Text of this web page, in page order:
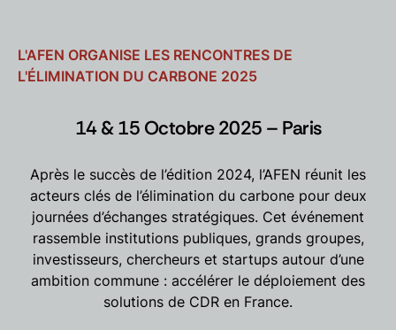
L'AFEN ORGANISE LES RENCONTRES DE
L'ÉLIMINATION DU CARBONE 2025
14 & 15 Octobre 2025 – Paris
Après le succès de l’édition 2024, l’AFEN réunit les
acteurs clés de l’élimination du carbone pour deux
journées d’échanges stratégiques. Cet événement
rassemble institutions publiques, grands groupes,
investisseurs, chercheurs et startups autour d’une
ambition commune : accélérer le déploiement des
solutions de CDR en France.